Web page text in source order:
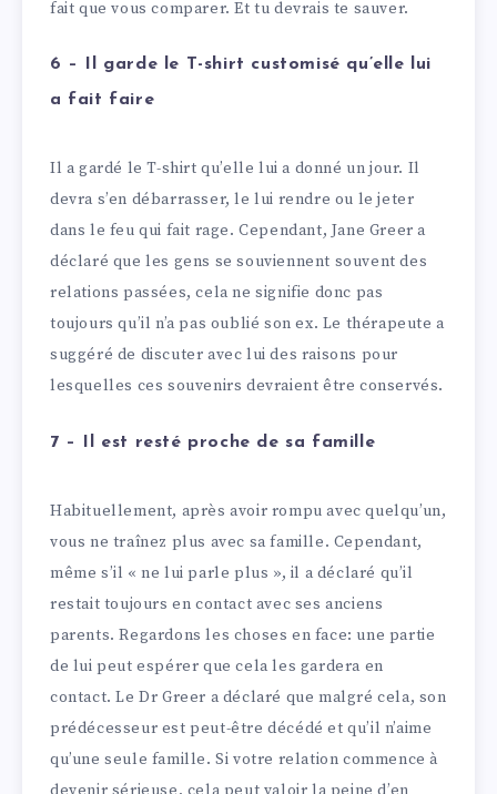
fait que vous comparer. Et tu devrais te sauver.
6 – Il garde le T-shirt customisé qu’elle lui
a fait faire
Il a gardé le T-shirt qu’elle lui a donné un jour. Il
devra s’en débarrasser, le lui rendre ou le jeter
dans le feu qui fait rage. Cependant, Jane Greer a
déclaré que les gens se souviennent souvent des
relations passées, cela ne signifie donc pas
toujours qu’il n’a pas oublié son ex. Le thérapeute a
suggéré de discuter avec lui des raisons pour
lesquelles ces souvenirs devraient être conservés.
7 – Il est resté proche de sa famille
Habituellement, après avoir rompu avec quelqu’un,
vous ne traînez plus avec sa famille. Cependant,
même s’il « ne lui parle plus », il a déclaré qu’il
restait toujours en contact avec ses anciens
parents. Regardons les choses en face: une partie
de lui peut espérer que cela les gardera en
contact. Le Dr Greer a déclaré que malgré cela, son
prédécesseur est peut-être décédé et qu’il n’aime
qu’une seule famille. Si votre relation commence à